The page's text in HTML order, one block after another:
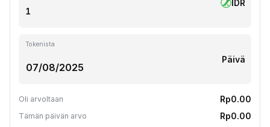
IDR
Tokenista
Päivä
Oli arvoltaan Rp0.00
Tämän päivän arvo Rp0.00